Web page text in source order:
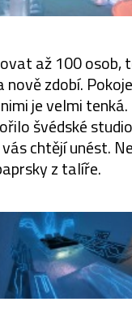
až 100 osob,
zdobí.
je velmi
švédské
chtějí unést.
z talíře.